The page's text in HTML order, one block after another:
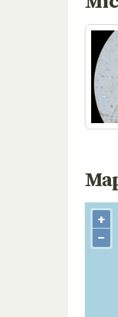
+
−